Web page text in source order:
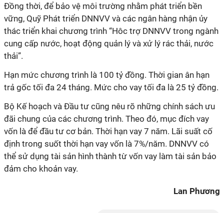
Đồng thời, để bảo vệ môi trường nhằm phát triển bền
vững, Quỹ Phát triển DNNVV và các ngân hàng nhận ủy
thác triển khai chương trình “Hôc trợ DNNVV trong ngành
cung cấp nước, hoạt động quản lý và xử lý rác thải, nước
thải”.
Hạn mức chương trình là 100 tỷ đồng. Thời gian ân hạn
trả gốc tối đa 24 tháng. Mức cho vay tối đa là 25 tỷ đồng.
Bộ Kế hoạch và Đầu tư cũng nêu rõ những chính sách ưu
đãi chung của các chương trình. Theo đó, mục đích vay
vốn là để đầu tư cơ bản. Thời hạn vay 7 năm. Lãi suất cố
định trong suốt thời hạn vay vốn là 7%/năm. DNNVV có
thể sử dụng tài sản hình thành từ vốn vay làm tài sản bảo
đảm cho khoản vay.
Lan Phương